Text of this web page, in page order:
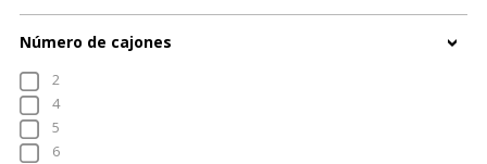
Número de cajones
2
4
5
6